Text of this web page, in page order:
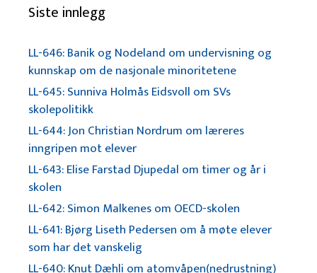
Siste innlegg
LL-646: Banik og Nodeland om undervisning og
kunnskap om de nasjonale minoritetene
LL-645: Sunniva Holmås Eidsvoll om SVs
skolepolitikk
LL-644: Jon Christian Nordrum om læreres
inngripen mot elever
LL-643: Elise Farstad Djupedal om timer og år i
skolen
LL-642: Simon Malkenes om OECD-skolen
LL-641: Bjørg Liseth Pedersen om å møte elever
som har det vanskelig
LL-640: Knut Dæhli om atomvåpen(nedrustning)